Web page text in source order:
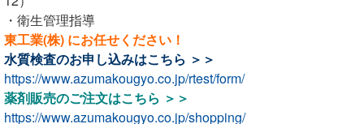
・衛生管理指導
東工業(株) にお任せください！
水質検査のお申し込みはこちら ＞＞
https://www.azumakougyo.co.jp/rtest/form/
薬剤販売のご注文はこちら ＞＞
https://www.azumakougyo.co.jp/shopping/